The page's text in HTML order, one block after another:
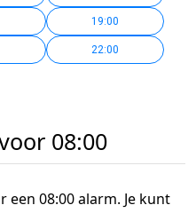
19:00
22:00
08:00
een 08:00 alarm. Je kunt